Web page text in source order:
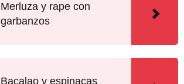
Merluza y rape con
garbanzos
Bacalao y espinacas